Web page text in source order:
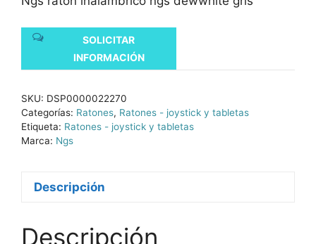
SOLICITAR
INFORMACIÓN
SKU: DSP0000022270
Categorías: Ratones, Ratones - joystick y tabletas
Etiqueta: Ratones - joystick y tabletas
Marca: Ngs
Descripción
Descripción